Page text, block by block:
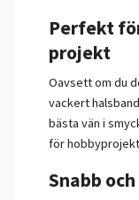
Perfekt
projekt
Oavsett om du
vackert
bästa vän i
för hobbyprojekt
Snabb